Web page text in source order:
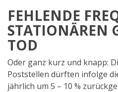
FEHLENDE
STATIONÄREN
TOD
Oder ganz kurz und knapp:
Poststellen dürften infolge
jährlich um 5 – 10 %